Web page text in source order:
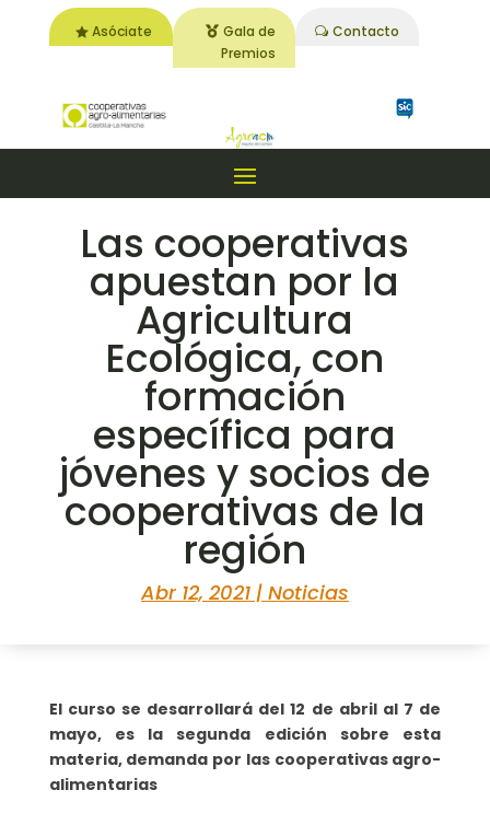
Asóciate
Gala de
Premios
Contacto
Las cooperativas
apuestan por la
Agricultura
Ecológica, con
formación
específica para
jóvenes y socios de
cooperativas de la
región
Abr 12, 2021| Noticias
El curso se desarrollará del 12 de abril al 7 de
mayo, es la segunda edición sobre esta
materia, demanda por las cooperativas agro-
alimentarias